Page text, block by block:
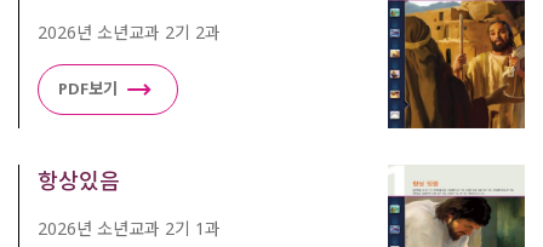
2026년 소년교과 2기 2과
PDF보기
항상있음
2026년 소년교과 2기 1과